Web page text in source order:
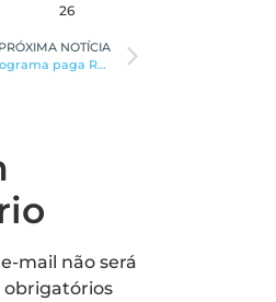
26
PRÓXIMA NOTÍCIA
Programa paga R$ 18,4 mi a 27,9 famílias
mail não será
obrigatórios